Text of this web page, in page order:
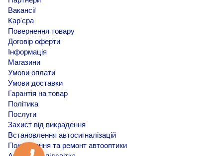
Вакансії
Кар'єра
Повернення товару
Договір оферти
Інформація
Магазини
Умови оплати
Умови доставки
Гарантія на товар
Політика
Послуги
Захист від викрадення
Встановлення автосигналізацій
Покращення та ремонт автооптики